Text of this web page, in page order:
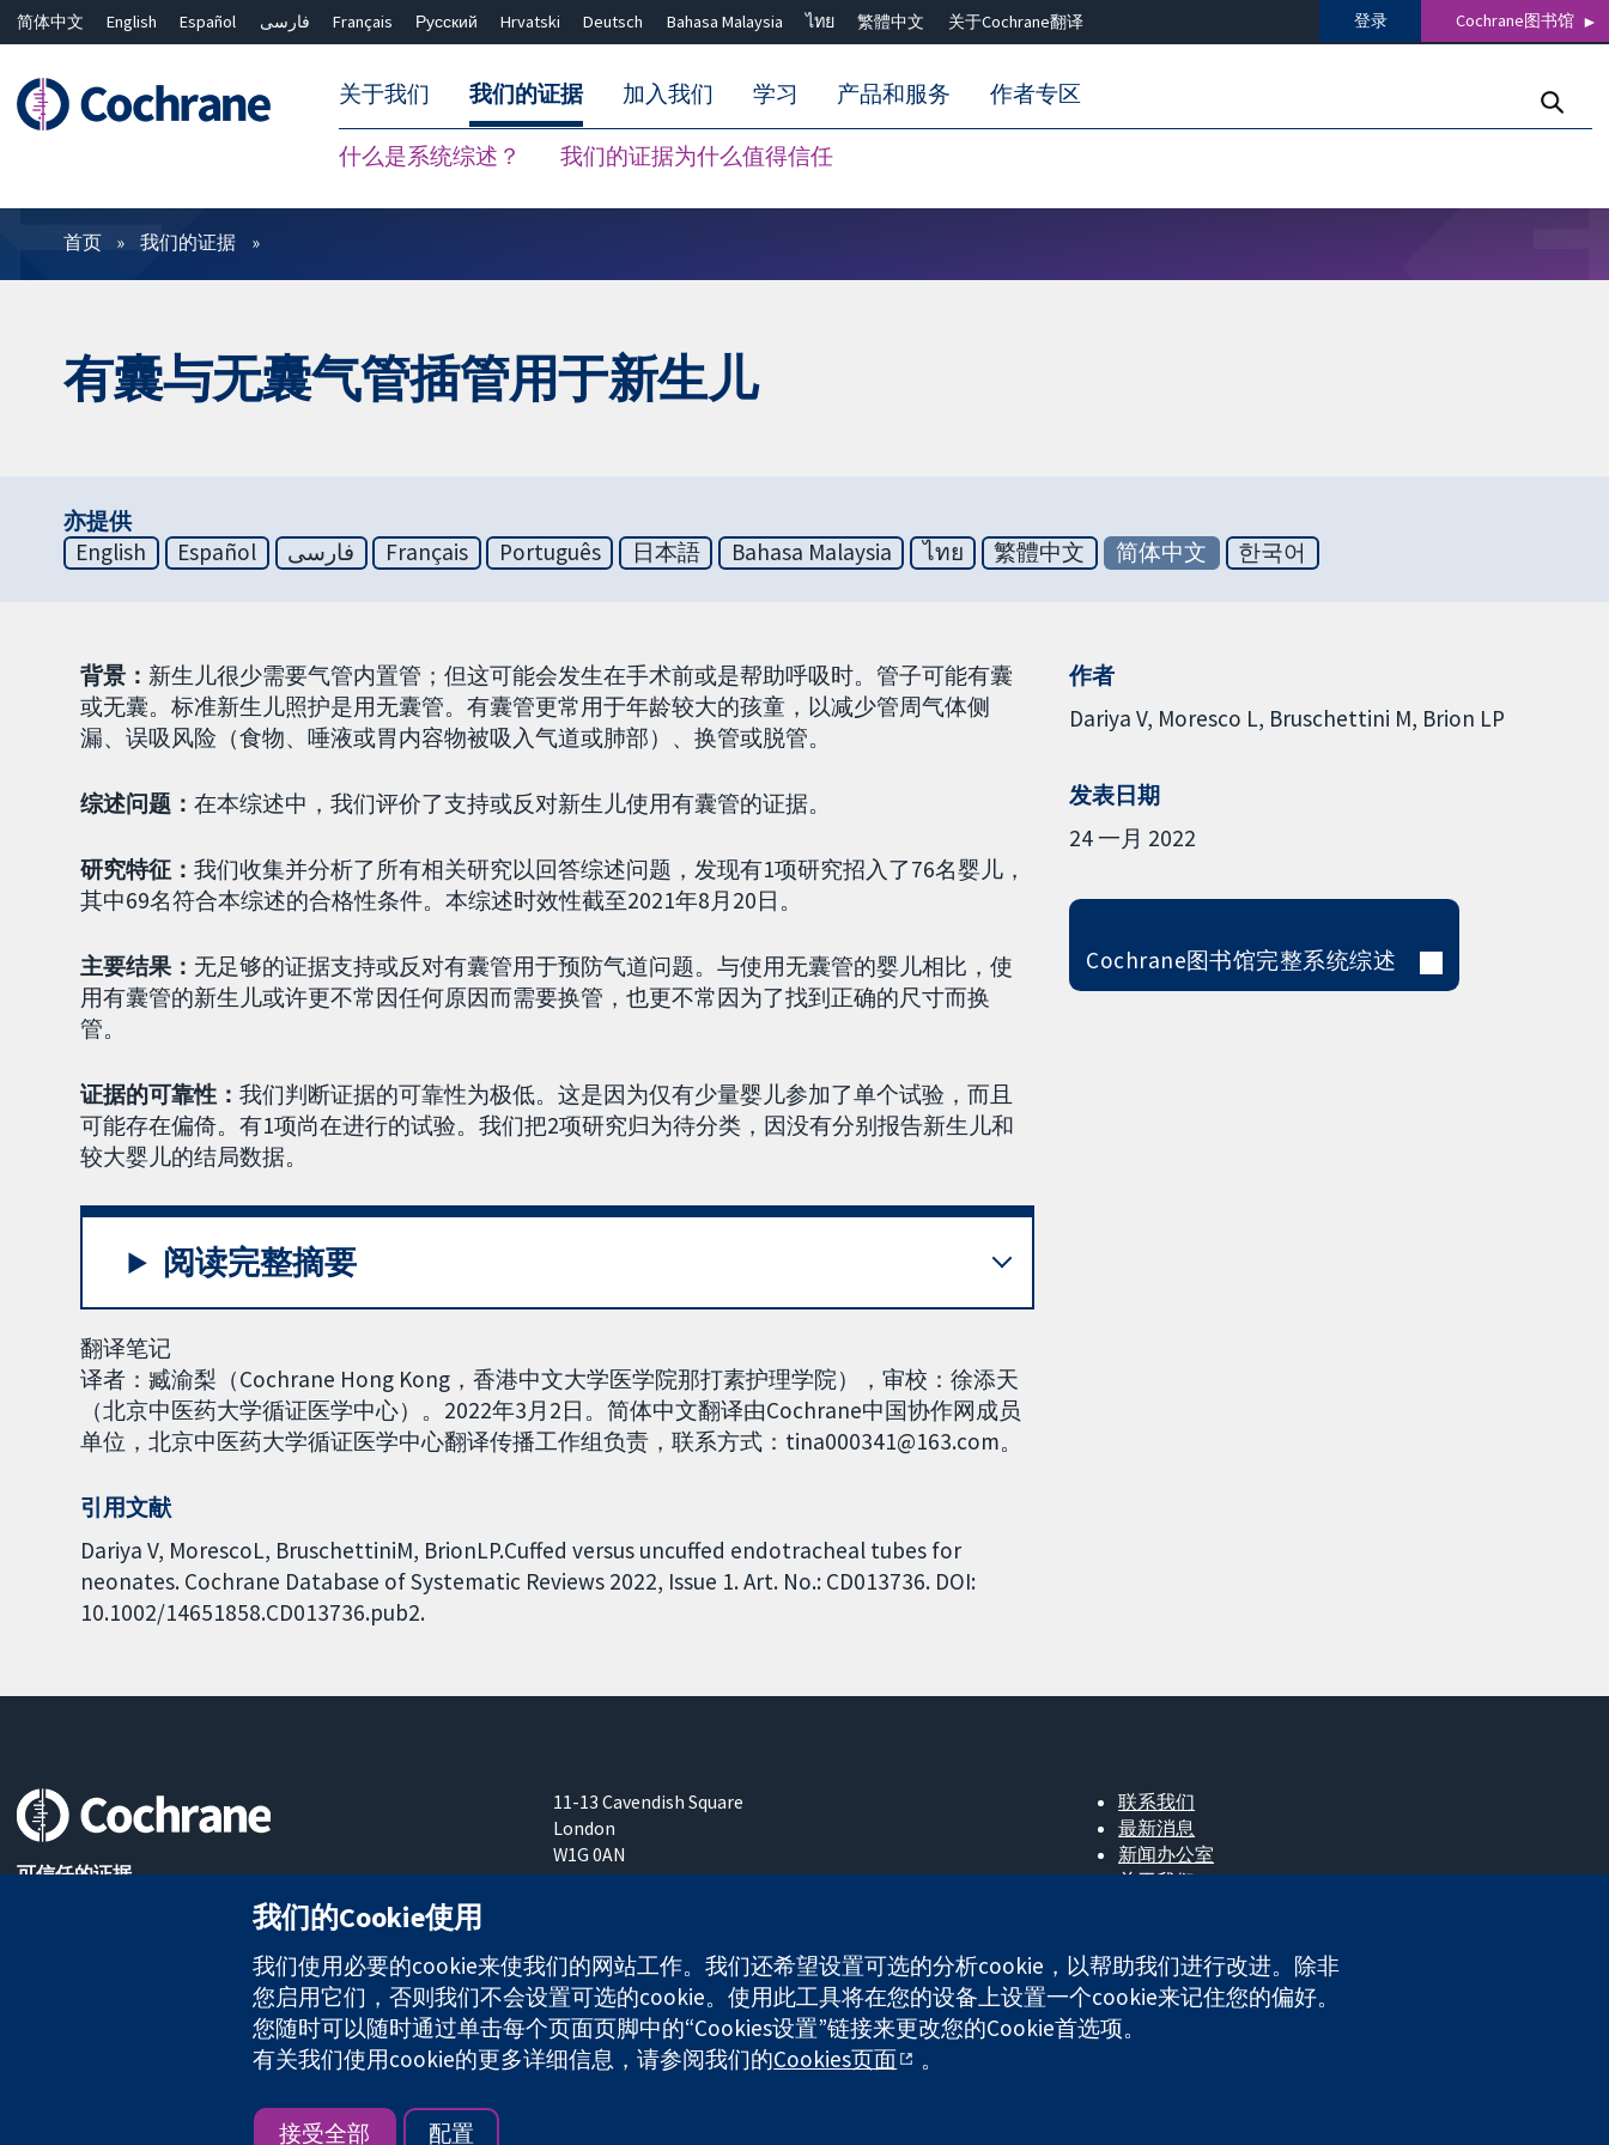
简体中文 English Español فارسی Français Русский Hrvatski Deutsch Bahasa Malaysia ไทย 繁體中文 关于Cochrane翻译 登录 Cochrane图书馆
关于我们 我们的证据
什么是系统综述？ 我们的证据为什么值得信任
加入我们 学习 产品和服务 作者专区
过滤
首页 我们的证据
有囊与无囊气管插管用于新生儿
亦提供
English
Español فارسی Français Português 日本語 Bahasa Malaysia ไทย 繁體中文 简体中文 한국어
背景： 新生儿很少需要气管内置管；但这可能会发生在手术前或是帮助呼吸时。管子可能有囊
或无囊。标准新生儿照护是用无囊管。有囊管更常用于年龄较大的孩童，以减少管周气体侧
漏、误吸风险（食物、唾液或胃内容物被吸入气道或肺部）、换管或脱管。
综述问题：在本综述中，我们评价了支持或反对新生儿使用有囊管的证据。
研究特征：我们收集并分析了所有相关研究以回答综述问题，发现有1项研究招入了76名婴儿，
其中69名符合本综述的合格性条件。本综述时效性截至2021年8月20日。
主要结果： 无足够的证据支持或反对有囊管用于预防气道问题。与使用无囊管的婴儿相比，使
用有囊管的新生儿或许更不常因任何原因而需要换管，也更不常因为了找到正确的尺寸而换
管。
证据的可靠性：我们判断证据的可靠性为极低。这是因为仅有少量婴儿参加了单个试验，而且
可能存在偏倚。有1项尚在进行的试验。我们把2项研究归为待分类，因没有分别报告新生儿和
较大婴儿的结局数据。
阅读完整摘要
翻译笔记
译者：臧渝梨（Cochrane Hong Kong，香港中文大学医学院那打素护理学院），审校：徐添天
（北京中医药大学循证医学中心）。2022年3月2日。简体中文翻译由Cochrane中国协作网成员
单位，北京中医药大学循证医学中心翻译传播工作组负责，联系方式：tina000341@163.com。
引用文献
Dariya V, MorescoL, BruschettiniM, BrionLP.Cuffed versus uncuffed endotracheal tubes for
neonates. Cochrane Database of Systematic Reviews 2022, Issue 1. Art. No.: CD013736. DOI:
10.1002/14651858.CD013736.pub2.
作者
Dariya V Moresco L Bruschettini M Brion LP
发表日期
24 一月 2022
Cochrane图书馆完整系统综述
可信任的证据
11-13 Cavendish Square
London
W1G 0AN
United Kingdom
联系我们
最新消息
新闻办公室
关于我们
The Cochrane Collaboration is a charity (no. 1045921) and a company limited by guarantee (no. 03044323) registered in England & Wales. VAT registration number GB 718 2127 49.
版权所有：© 2026 Cochrane协作网
我们的Cookie使用
我们使用必要的cookie来使我们的网站工作。我们还希望设置可选的分析cookie，以帮助我们进行改进。除非
您启用它们，否则我们不会设置可选的cookie。使用此工具将在您的设备上设置一个cookie来记住您的偏好。
您随时可以随时通过单击每个页面页脚中的“Cookies设置”链接来更改您的Cookie首选项。
有关我们使用cookie的更多详细信息，请参阅我们的Cookies页面 。
接受全部 配置